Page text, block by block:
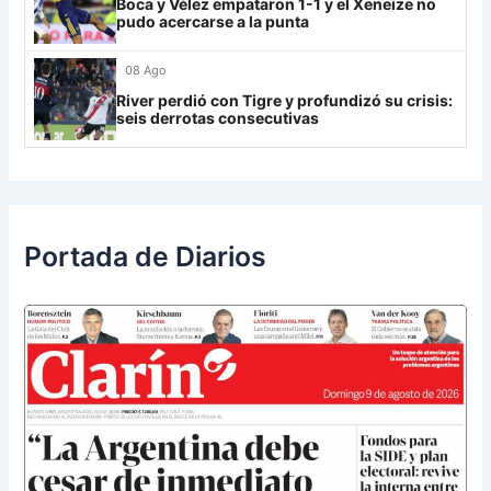
UCV FC
Libertad
Boca y Vélez empataron 1-1 y el Xeneize no
pudo acercarse a la punta
08 Ago
River perdió con Tigre y profundizó su crisis:
seis derrotas consecutivas
Portada de Diarios